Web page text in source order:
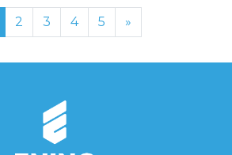
(current)
2 3 4 5 »